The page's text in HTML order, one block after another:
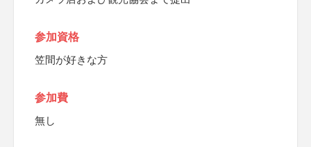
参加資格
笠間が好きな方
参加費
無し